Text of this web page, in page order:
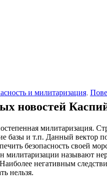
и милитаризация,
новостей
милитаризация.
и т.п. Данный вектор
безопасность своей
милитаризации называют
негативным
нельзя.